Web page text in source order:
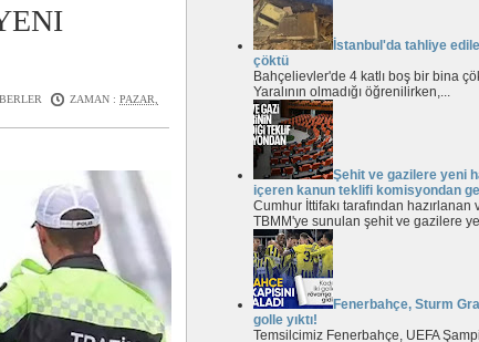
ZAMAN : PAZAR,
İstanbul'da tahliye
çöktü
Bahçelievler'de 4 katlı boş bir bina
Yaralının olmadığı öğrenilirken,...
Şehit ve gazilere yeni
içeren kanun teklifi komisyondan
Cumhur İttifakı tarafından hazırlanan
TBMM'ye sunulan şehit ve gazilere
Fenerbahçe, Sturm
golle yıktı!
Temsilcimiz Fenerbahçe, UEFA